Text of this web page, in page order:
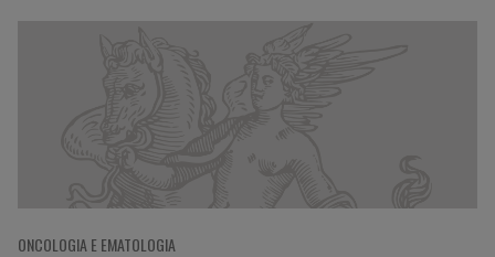
ONCOLOGIA E EMATOLOGIA